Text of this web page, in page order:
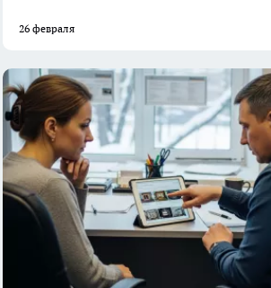
26 февраля